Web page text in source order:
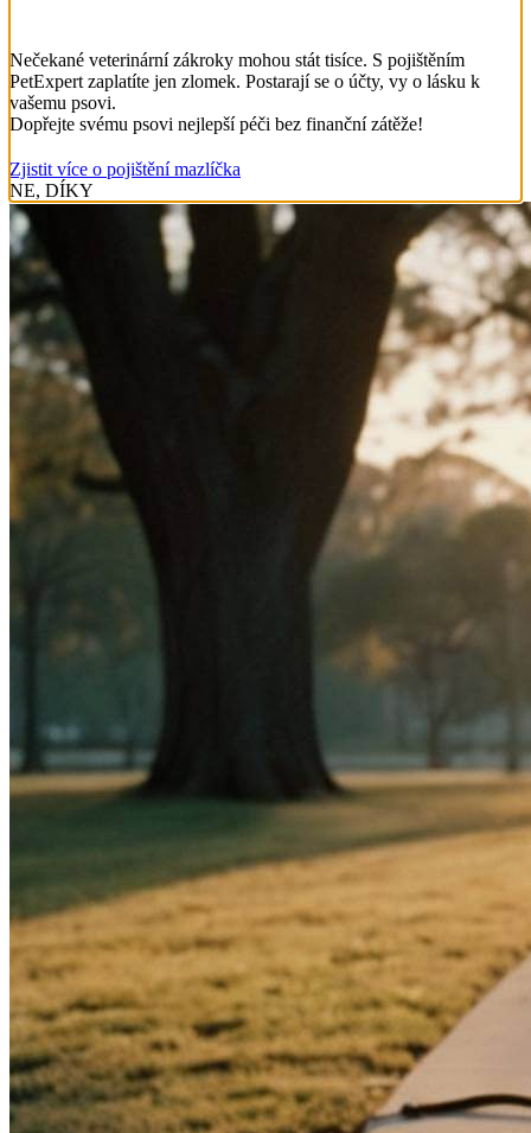
Nečekané veterinární zákroky mohou stát tisíce. S pojištěním
PetExpert zaplatíte jen zlomek. Postarají se o účty, vy o lásku k
vašemu psovi.
Dopřejte svému psovi nejlepší péči bez finanční zátěže!
Zjistit více o pojištění mazlíčka
NE, DÍKY